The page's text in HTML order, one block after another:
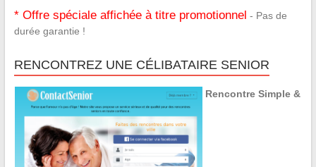
* Offre spéciale affichée à titre promotionnel - Pas de
durée garantie !
RENCONTREZ UNE CÉLIBATAIRE SENIOR
Rencontre Simple &